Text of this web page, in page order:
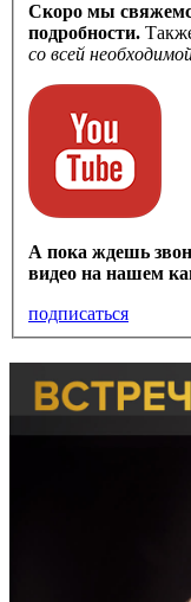
Скоро мы
подробности.
со всей
А пока ждешь
видео на нашем
подписаться